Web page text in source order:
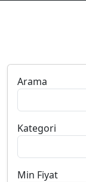
Arama
Kategori
Min Fiyat